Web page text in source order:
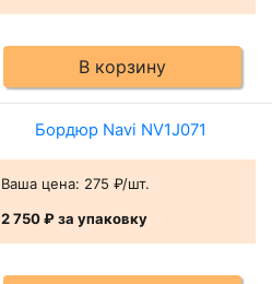
В корзину
Бордюр Navi NV1J071
Ваша цена: 275 ₽/шт.
2 750 ₽за упаковку